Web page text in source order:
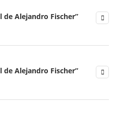
de Alejandro Fischer”
de Alejandro Fischer”